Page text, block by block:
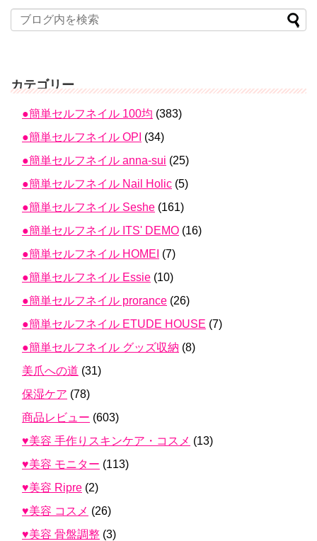
カテゴリー
●簡単セルフネイル 100均 (383)
●簡単セルフネイル OPI (34)
●簡単セルフネイル anna-sui (25)
●簡単セルフネイル Nail Holic (5)
●簡単セルフネイル Seshe (161)
●簡単セルフネイル ITS' DEMO (16)
●簡単セルフネイル HOMEI (7)
●簡単セルフネイル Essie (10)
●簡単セルフネイル prorance (26)
●簡単セルフネイル ETUDE HOUSE (7)
●簡単セルフネイル グッズ収納 (8)
美爪への道 (31)
保湿ケア (78)
商品レビュー (603)
♥美容 手作りスキンケア・コスメ (13)
♥美容 モニター (113)
♥美容 Ripre (2)
♥美容 コスメ (26)
♥美容 骨盤調整 (3)